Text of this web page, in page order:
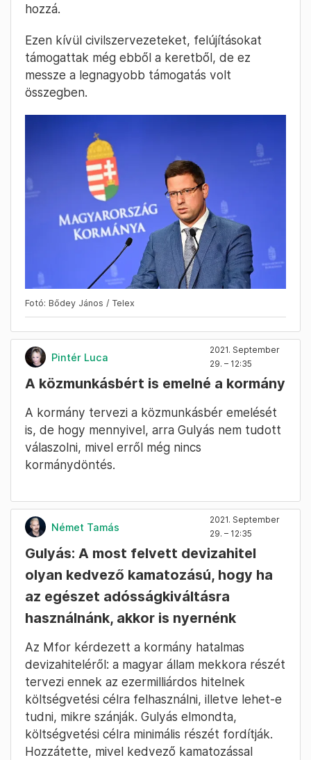
hozzá.
Ezen kívül civilszervezeteket, felújításokat
támogattak még ebből a keretből, de ez
messze a legnagyobb támogatás volt
összegben.
Fotó: Bődey János / Telex
Pintér Luca
2021. September
29. – 12:35
A közmunkásbért is emelné a kormány
A kormány tervezi a közmunkásbér emelését
is, de hogy mennyivel, arra Gulyás nem tudott
válaszolni, mivel erről még nincs
kormánydöntés.
Német Tamás
2021. September
29. – 12:35
Gulyás: A most felvett devizahitel
olyan kedvező kamatozású, hogy ha
az egészet adósságkiváltásra
használnánk, akkor is nyernénk
Az Mfor kérdezett a kormány hatalmas
devizahiteléről: a magyar állam mekkora részét
tervezi ennek az ezermilliárdos hitelnek
költségvetési célra felhasználni, illetve lehet-e
tudni, mikre szánják. Gulyás elmondta,
költségvetési célra minimális részét fordítják.
Hozzátette, mivel kedvező kamatozással